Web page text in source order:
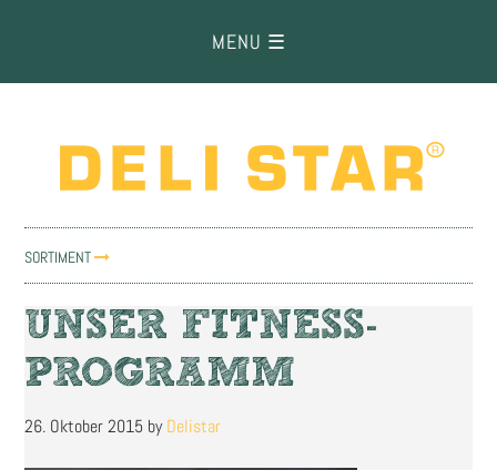
springen
springen
springen
SORTIMENT
UNSER FITNESS-
PROGRAMM
26. Oktober 2015 byDelistar